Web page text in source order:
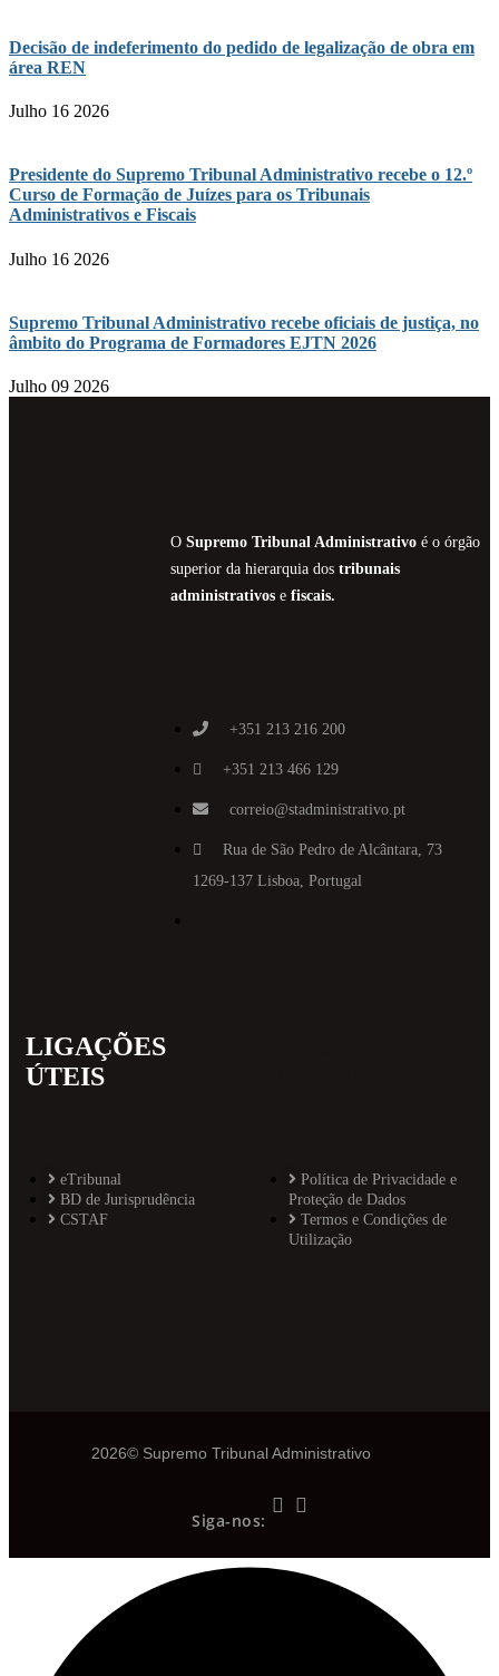
Decisão de indeferimento do pedido de legalização de obra em
área REN
Julho 16 2026
Presidente do Supremo Tribunal Administrativo recebe o 12.º
Curso de Formação de Juízes para os Tribunais
Administrativos e Fiscais
Julho 16 2026
Supremo Tribunal Administrativo recebe oficiais de justiça, no
âmbito do Programa de Formadores EJTN 2026
Julho 09 2026
O Supremo Tribunal Administrativoé o órgão
superior da hierarquia dos tribunais
administrativose fiscais.
+351 213 216 200
+351 213 466 129
correio@stadministrativo.pt
Rua de São Pedro de Alcântara, 73
1269-137 Lisboa, Portugal
LIGAÇÕES
ÚTEIS
eTribunal
BD de Jurisprudência
CSTAF
Política de Privacidade e
Proteção de Dados
Termos e Condições de
Utilização
2026© Supremo Tribunal Administrativo
Siga-nos: